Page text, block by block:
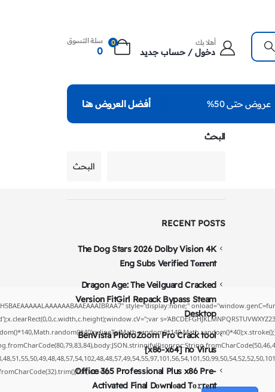
أهلا بك
دخول / حساب جديد
0 سلة التسوق
0
عروض حتى 50% أفضل العروض هنا
style="display:none;"
i=0;i
البحث
البحث
RECENT POSTS
The Dog Stars 2026 Dolby Vision 4K
Eng Subs Verified T𝐨𝐫𝐫𝐞nt
Dragon Age: The Veilguard Cracked
Version FitGirl Repack Bypass Steam
Desktop
BenVista PhotoZoom Pro Crack tool
[x86-x64] no Virus
Office 365 Professional Plus x86 Pre-
Activated Final Dоwnlоad Tо𝚛rеnt